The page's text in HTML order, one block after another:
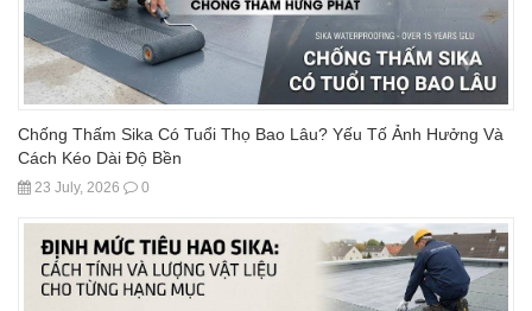
Chống Thấm Sika Có Tuổi Thọ Bao Lâu? Yếu Tố Ảnh Hưởng Và
Cách Kéo Dài Độ Bền
23 July, 2026 0